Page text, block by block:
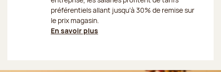
préférentiels allant jusqu’à 30% de remise sur
le prix magasin.
En savoir plus